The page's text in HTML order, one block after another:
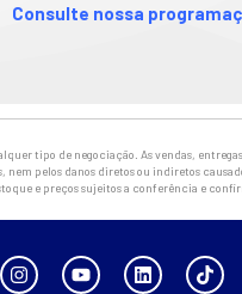
Consulte nossa
tipo de negociação. As vendas,
pelos danos diretos ou indiretos
e preços sujeitos a conferência e